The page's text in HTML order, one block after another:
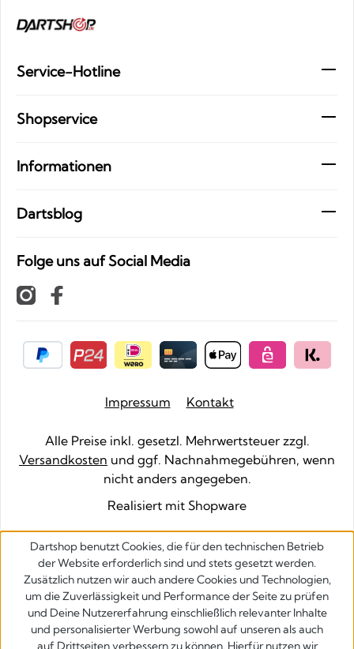
Service-Hotline
Shopservice
Informationen
Dartsblog
Folge uns auf Social Media
Impressum Kontakt
Alle Preise inkl. gesetzl. Mehrwertsteuer zzgl.
Versandkosten und ggf. Nachnahmegebühren, wenn
nicht anders angegeben.
Realisiert mit Shopware
Dartshop benutzt Cookies, die für den technischen Betrieb
der Website erforderlich sind und stets gesetzt werden.
Zusätzlich nutzen wir auch andere Cookies und Technologien,
um die Zuverlässigkeit und Performance der Seite zu prüfen
und Deine Nutzererfahrung einschließlich relevanter Inhalte
und personalisierter Werbung sowohl auf unseren als auch
auf Drittseiten verbessern zu können. Hierfür nutzen wir